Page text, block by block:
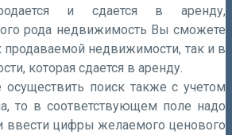
и сдается в аренду,
рода недвижимость Вы сможете
продаваемой недвижимости, так и в
которая сдается в аренду.
осуществить поиск также с учетом
то в соответствующем поле надо
ввести цифры желаемого ценового